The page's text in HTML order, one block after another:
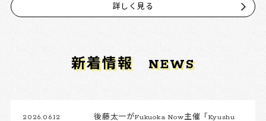
詳しく見る
新着情報 NEWS
2026.06.12
後藤太一がFukuoka Now主催「Kyushu